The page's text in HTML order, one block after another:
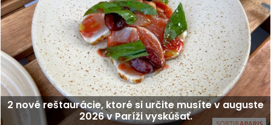
2 nové reštaurácie, ktoré si určite musíte v auguste
2026 v Paríži vyskúšať.